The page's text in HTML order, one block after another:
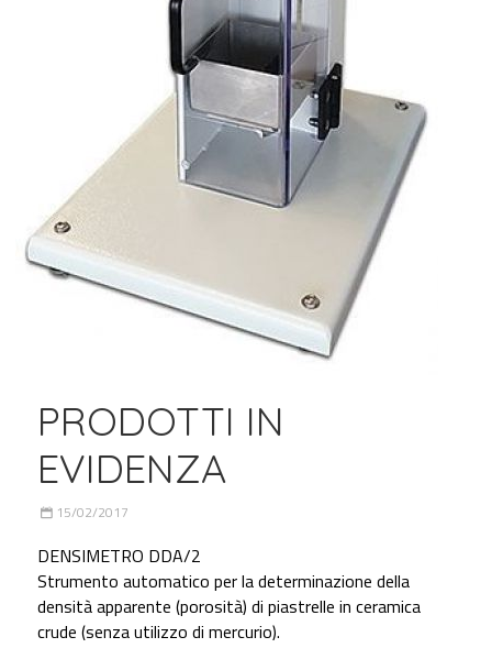
PRODOTTI IN
EVIDENZA
15/02/2017
DENSIMETRO DDA/2
Strumento automatico per la determinazione della
densità apparente (porosità) di piastrelle in ceramica
crude (senza utilizzo di mercurio).